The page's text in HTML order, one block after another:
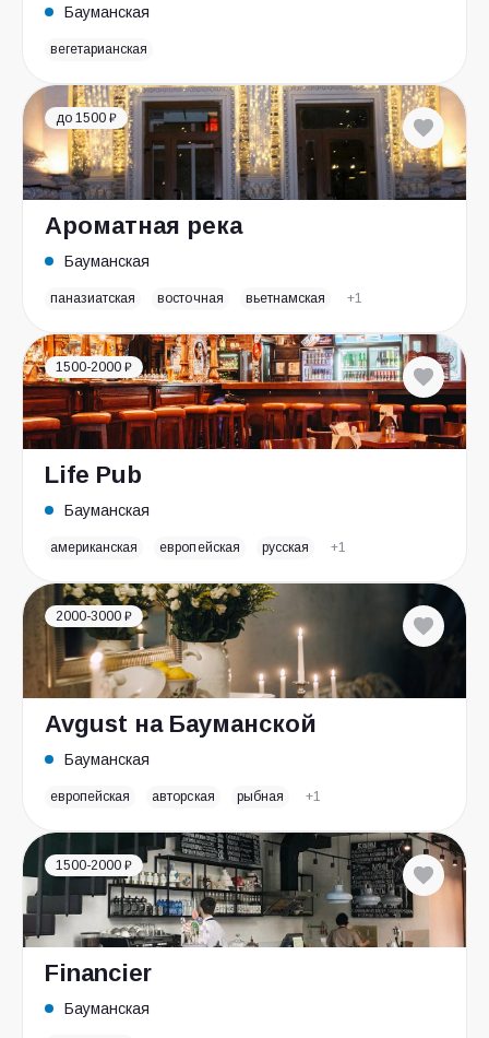
Бауманская
вегетарианская
до 1500 ₽
Ароматная река
Бауманская
паназиатская восточная вьетнамская +1
1500-2000 ₽
Life Pub
Бауманская
американская европейская русская +1
2000-3000 ₽
Avgust на Бауманской
Бауманская
европейская авторская рыбная +1
1500-2000 ₽
Financier
Бауманская